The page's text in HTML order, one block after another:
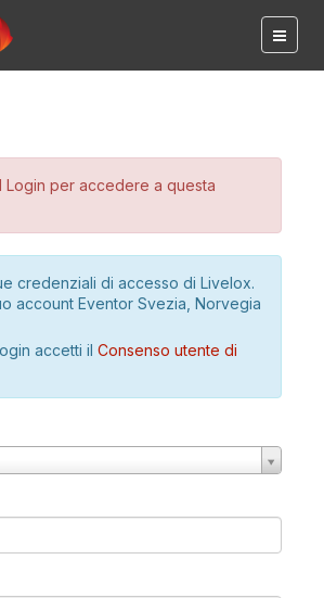
Login per accedere a questa
credenziali di accesso di Livelox.
account Eventor Svezia, Norvegia
accetti il Consenso utente di